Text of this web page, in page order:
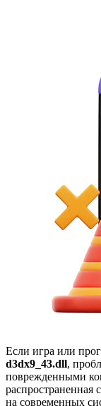
Если игра или
d3dx9_43.dll,
поврежденными
распространенная
на современных